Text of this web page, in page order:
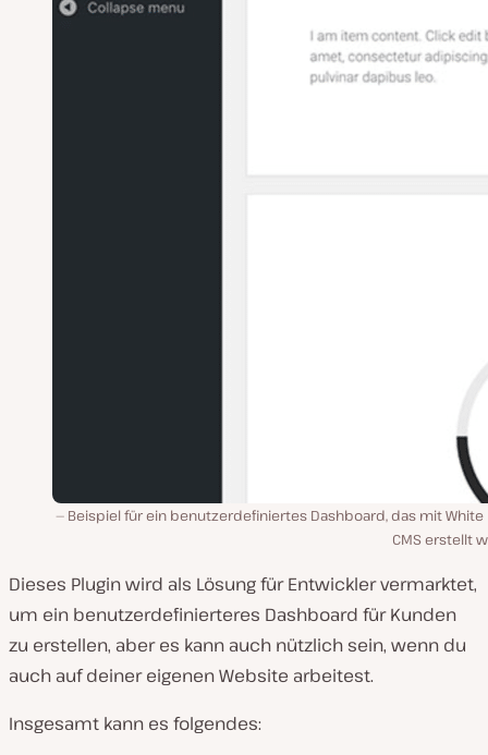
Beispiel für ein benutzerdefiniertes Dashboard, das mit White
CMS erstellt
Dieses Plugin wird als Lösung für Entwickler vermarktet,
um ein benutzerdefinierteres Dashboard für Kunden
zu erstellen, aber es kann auch nützlich sein, wenn du
auch auf deiner eigenen Website arbeitest.
Insgesamt kann es folgendes: